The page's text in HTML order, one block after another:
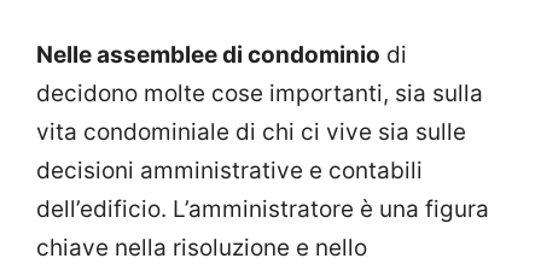
Nelle assemblee di condominio di
decidono molte cose importanti, sia sulla
vita condominiale di chi ci vive sia sulle
decisioni amministrative e contabili
dell’edificio. L’amministratore è una figura
chiave nella risoluzione e nello